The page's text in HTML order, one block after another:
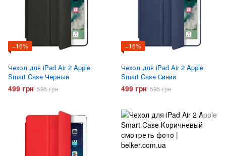
−16%
Чехол для iPad Air 2 Apple
Smart Case Черный
499 грн 595 грн
−16%
Чехол для iPad Air 2 Apple
Smart Case Синий
499 грн 595 грн